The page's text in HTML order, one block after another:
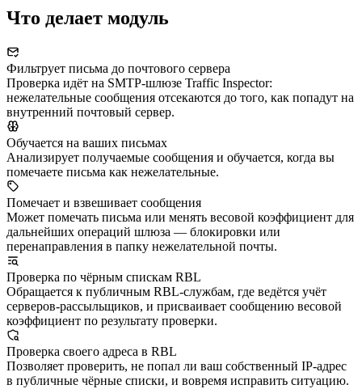
Что делает модуль
Фильтрует письма до почтового сервера
Проверка идёт на SMTP-шлюзе Traffic Inspector:
нежелательные сообщения отсекаются до того, как попадут на
внутренний почтовый сервер.
Обучается на ваших письмах
Анализирует получаемые сообщения и обучается, когда вы
помечаете письма как нежелательные.
Помечает и взвешивает сообщения
Может помечать письма или менять весовой коэффициент для
дальнейших операций шлюза — блокировки или
перенаправления в папку нежелательной почты.
Проверка по чёрным спискам RBL
Обращается к публичным RBL-службам, где ведётся учёт
серверов-рассыльщиков, и присваивает сообщению весовой
коэффициент по результату проверки.
Проверка своего адреса в RBL
Позволяет проверить, не попал ли ваш собственный IP-адрес
в публичные чёрные списки, и вовремя исправить ситуацию.